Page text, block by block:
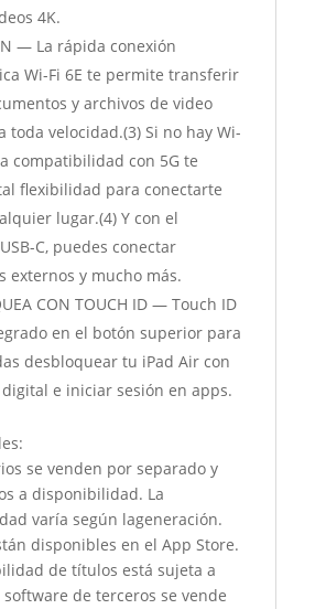
4K.
— La rápida conexión
Wi-Fi 6E te permite transferir
y archivos de video
toda velocidad.(3) Si no hay Wi-
compatibilidad con 5G te
flexibilidad para conectarte
lugar.(4) Y con el
C, puedes conectar
externos y mucho más.
CON TOUCH ID — Touch ID
en el botón superior para
desbloquear tu iPad Air con
e iniciar sesión en apps.
se venden por separado y
a disponibilidad. La
varía según lageneración.
disponibles en el App Store.
de títulos está sujeta a
software de terceros se vende